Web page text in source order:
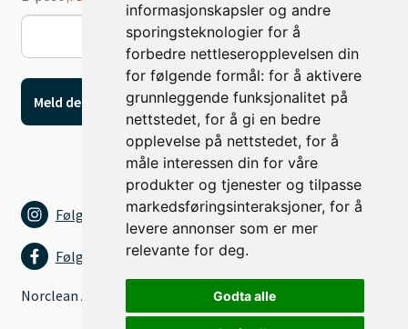
informasjonskapsler og andre
sporingsteknologier for å
forbedre nettleseropplevelsen din
for følgende formål: for å aktivere
grunnleggende funksjonalitet på
nettstedet, for å gi en bedre
opplevelse på nettstedet, for å
måle interessen din for våre
produkter og tjenester og tilpasse
markedsføringsinteraksjoner, for å
levere annonser som er mer
relevante for deg.
Godta alle
Følg oss på Instagram
Følg oss på Facebook
Norclean AS